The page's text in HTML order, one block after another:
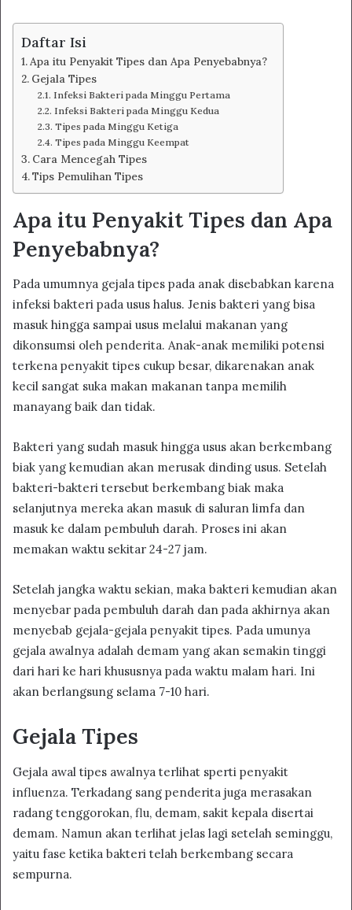
Daftar Isi
Apa itu Penyakit Tipes dan Apa Penyebabnya?
Gejala Tipes
Infeksi Bakteri pada Minggu Pertama
Infeksi Bakteri pada Minggu Kedua
Tipes pada Minggu Ketiga
Tipes pada Minggu Keempat
Cara Mencegah Tipes
Tips Pemulihan Tipes
Apa itu Penyakit Tipes dan Apa
Penyebabnya?
Pada umumnya gejala tipes pada anak disebabkan karena
infeksi bakteri pada usus halus. Jenis bakteri yang bisa
masuk hingga sampai usus melalui makanan yang
dikonsumsi oleh penderita. Anak-anak memiliki potensi
terkena penyakit tipes cukup besar, dikarenakan anak
kecil sangat suka makan makanan tanpa memilih
manayang baik dan tidak.
Bakteri yang sudah masuk hingga usus akan berkembang
biak yang kemudian akan merusak dinding usus. Setelah
bakteri-bakteri tersebut berkembang biak maka
selanjutnya mereka akan masuk di saluran limfa dan
masuk ke dalam pembuluh darah. Proses ini akan
memakan waktu sekitar 24-27 jam.
Setelah jangka waktu sekian, maka bakteri kemudian akan
menyebar pada pembuluh darah dan pada akhirnya akan
menyebab gejala-gejala penyakit tipes. Pada umunya
gejala awalnya adalah demam yang akan semakin tinggi
dari hari ke hari khususnya pada waktu malam hari. Ini
akan berlangsung selama 7-10 hari.
Gejala Tipes
Gejala awal tipes awalnya terlihat sperti penyakit
influenza. Terkadang sang penderita juga merasakan
radang tenggorokan, flu, demam, sakit kepala disertai
demam. Namun akan terlihat jelas lagi setelah seminggu,
yaitu fase ketika bakteri telah berkembang secara
sempurna.